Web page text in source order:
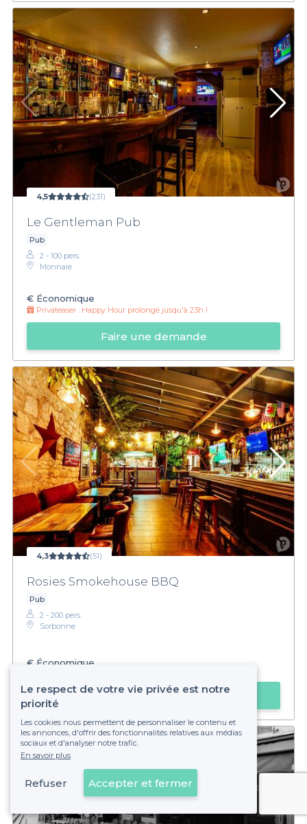
4,5 (231)
Le Gentleman Pub
Pub
2 - 100 pers.
Monnaie
€ Économique
Privateaser : Happy Hour prolongé jusqu'à 23h !
Faire une demande
4,3 (51)
Rosies Smokehouse BBQ
Pub
2 - 200 pers.
Sorbonne
€ Économique
Faire une demande
Voir sur la carte
Le respect de votre vie privée est notre
priorité
Les cookies nous permettent de personnaliser le contenu et
les annonces, d'offrir des fonctionnalités relatives aux médias
sociaux et d'analyser notre trafic.
En savoir plus
Refuser Accepter et fermer